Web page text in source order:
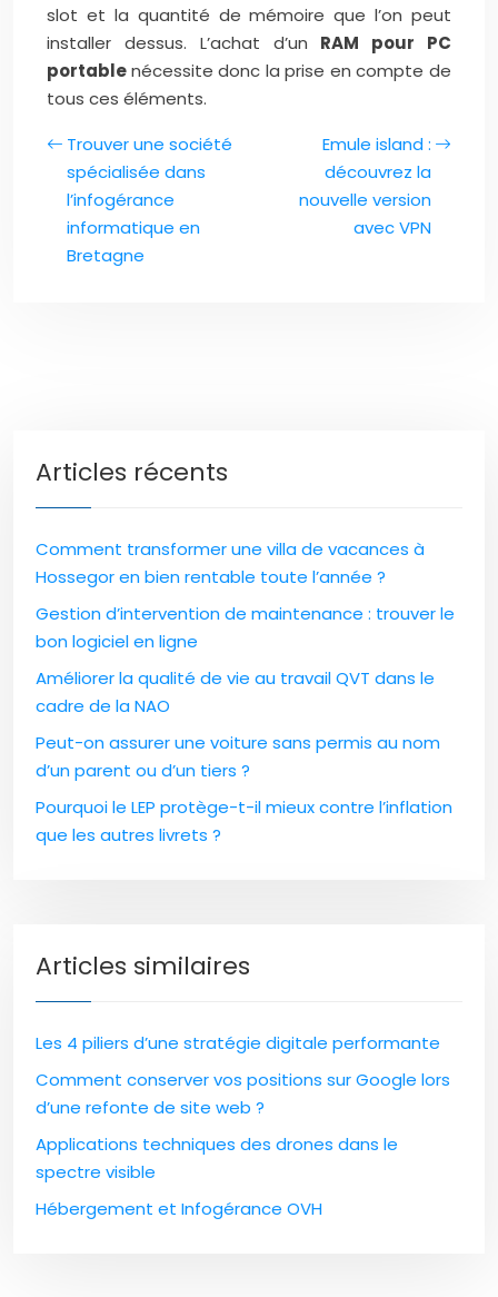
slot et la quantité de mémoire que l’on peut
installer dessus. L’achat d’un RAM pour PC
portablenécessite donc la prise en compte de
tous ces éléments.
Trouver une société
spécialisée dans
l’infogérance
informatique en
Bretagne
Emule island :
découvrez la
nouvelle version
avec VPN
Articles récents
Comment transformer une villa de vacances à
Hossegor en bien rentable toute l’année ?
Gestion d’intervention de maintenance : trouver le
bon logiciel en ligne
Améliorer la qualité de vie au travail QVT dans le
cadre de la NAO
Peut-on assurer une voiture sans permis au nom
d’un parent ou d’un tiers ?
Pourquoi le LEP protège-t-il mieux contre l’inflation
que les autres livrets ?
Articles similaires
Les 4 piliers d’une stratégie digitale performante
Comment conserver vos positions sur Google lors
d’une refonte de site web ?
Applications techniques des drones dans le
spectre visible
Hébergement et Infogérance OVH